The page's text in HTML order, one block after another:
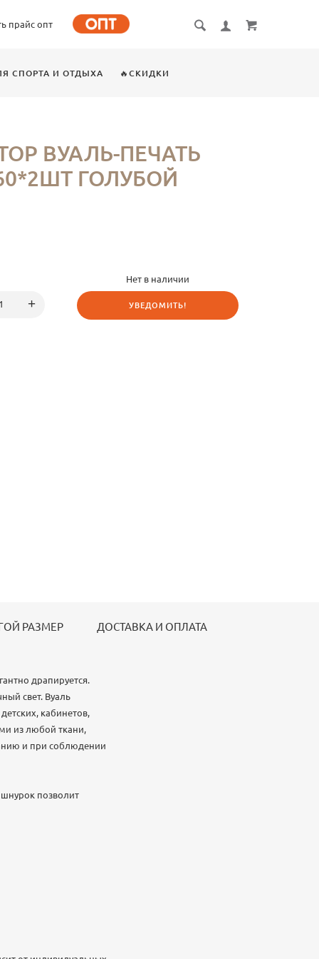
прайс опт
СПОРТА И ОТДЫХА 🔥СКИДКИ
ВУАЛЬ-ПЕЧАТЬ
ГОЛУБОЙ
Нет в наличии
УВЕДОМИТЬ!
РАЗМЕР ДОСТАВКА И ОПЛАТА
драпируется.
свет. Вуаль
кабинетов,
из любой ткани,
и при соблюдении
позволит